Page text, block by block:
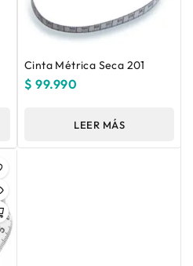
Cinta Métrica Seca 201
$ 99.990
LEER MÁS